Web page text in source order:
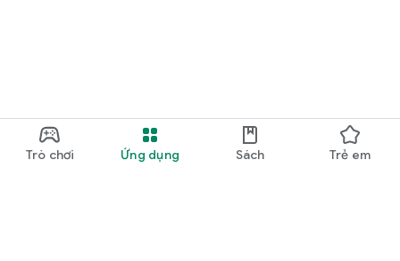
Trò chơi Ứng dụng Sách Trẻ em